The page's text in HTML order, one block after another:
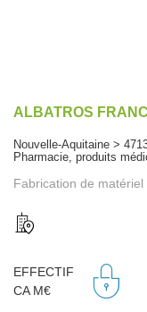
ALBATROS
Nouvelle-Aquitaine >
Pharmacie, produits
Fabrication de
EFFECTIF
CA M€